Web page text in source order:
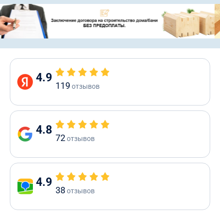
4.9
119 отзывов
4.8
72отзывов
4.9
38 отзывов